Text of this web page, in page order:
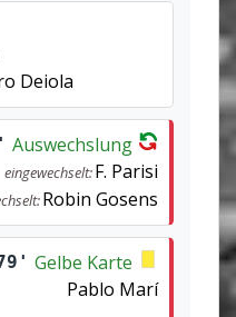
Deiola
Auswechslung
eingewechselt:F. Parisi
Robin Gosens
Gelbe Karte
Pablo Marí